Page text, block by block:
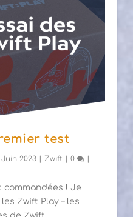
test
Juin 2023 | Zwift |0 |
! Je
Zwift Play – les